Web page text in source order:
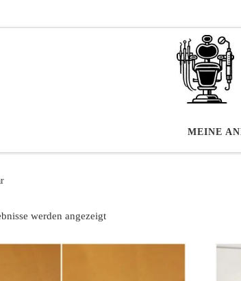
MEINE
werden angezeigt